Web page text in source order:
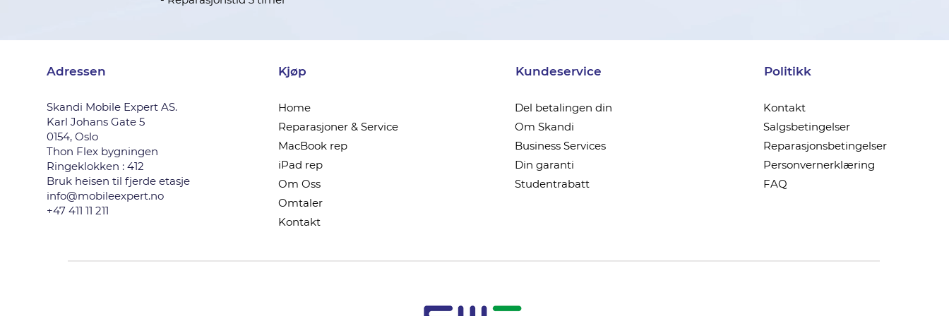
Adressen
Skandi Mobile Expert AS.
Karl Johans Gate 5
0154, Oslo
Thon Flex bygningen
Ringeklokken : 412
Bruk heisen til fjerde etasje
info@mobileexpert.no
+47 411 11 211
Kjøp
Home
Reparasjoner & Service
MacBook rep
iPad rep
Om Oss
Omtaler
Kontakt
Kundeservice
Del betalingen din
Om Skandi
Business Services
Din garanti
Studentrabatt
Politikk
Kontakt
Salgsbetingelser
Reparasjonsbetingelser
Personvernerklæring
FAQ